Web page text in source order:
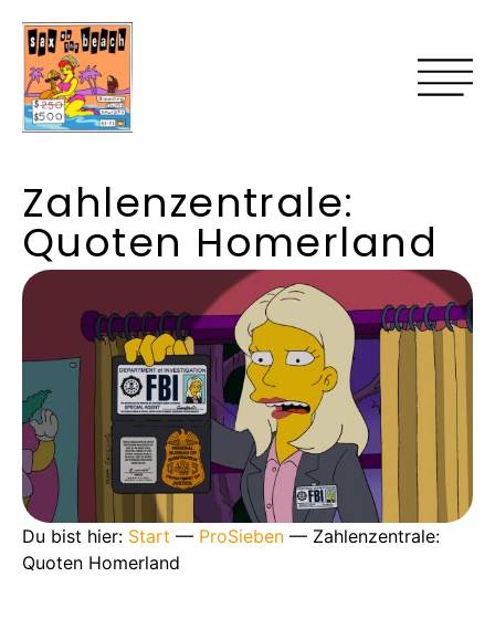
Zahlenzentrale:
Quoten Homerland
Du bist hier: Start — ProSieben — Zahlenzentrale:
Quoten Homerland